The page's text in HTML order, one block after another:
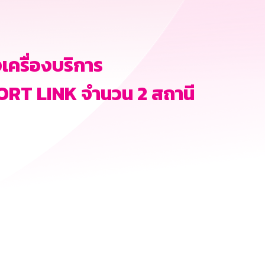
ครื่องบริการ
LINK จำนวน 2 สถานี